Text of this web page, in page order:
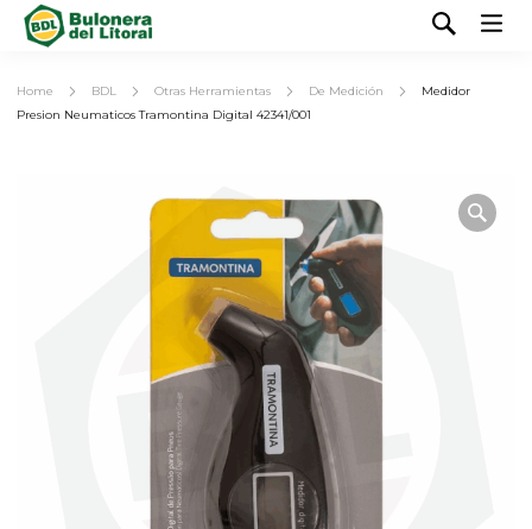
Home BDL Otras Herramientas De Medición
Medidor
Presion Neumaticos Tramontina Digital 42341/001